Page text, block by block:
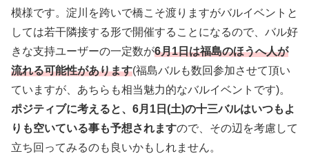
模様です。淀川を跨いで橋こそ渡りますがバルイベントと
しては若干隣接する形で開催することになるので、バル好
きな支持ユーザーの一定数が6月1日は福島のほうへ人が
流れる可能性があります(福島バルも数回参加させて頂い
ていますが、あちらも相当魅力的なバルイベントです)。
ポジティブに考えると、6月1日(土)の十三バルはいつもよ
りも空いている事も予想されますので、その辺を考慮して
立ち回ってみるのも良いかもしれません。